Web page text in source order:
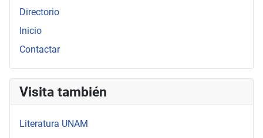
Directorio
Inicio
Contactar
Visita también
Literatura UNAM